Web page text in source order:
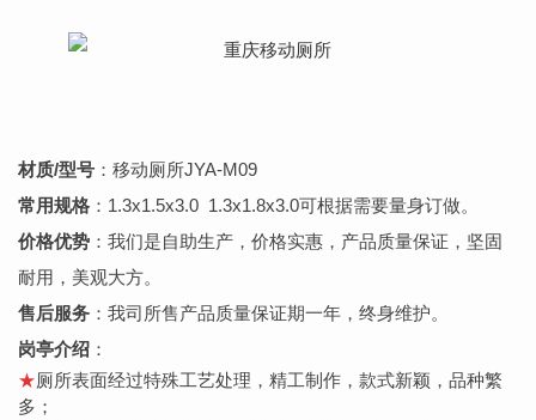
材质/型号 ： 移动厕所JYA-M09
常用规格 ：1.3x1.5x3.0 1.3x1.8x3.0可根据需要量身订做。
价格优势 ：我们是自助生产，价格实惠，产品质量保证，坚固
耐用，美观大方。
售后服务 ：我司所售产品质量保证期一年，终身维护。
岗亭介绍 ：
★厕所表面经过特殊工艺处理，精工制作，款式新颖，品种繁
多；